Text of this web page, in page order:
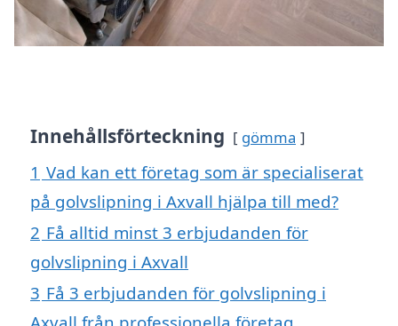
Innehållsförteckning gömma
1 Vad kan ett företag som är specialiserat
på golvslipning i Axvall hjälpa till med?
2 Få alltid minst 3 erbjudanden för
golvslipning i Axvall
3 Få 3 erbjudanden för golvslipning i